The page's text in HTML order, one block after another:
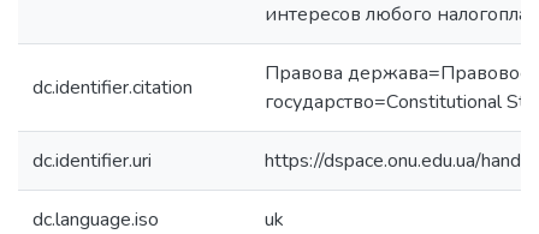
интересов любого
dc.identifier.citation
Правова держава=Правовое
государство=Сonstitutional
dc.identifier.uri https://dspace.onu.edu.ua/
dc.language.iso uk